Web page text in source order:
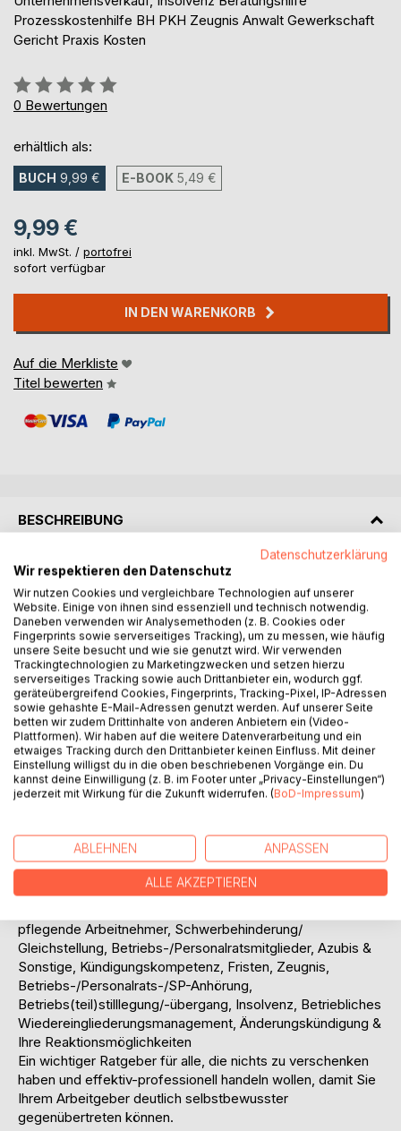
Prozesskostenhilfe BH PKH Zeugnis Anwalt Gewerkschaft
Gericht Praxis Kosten
Bewertung::
0%
0 Bewertungen
erhältlich als:
BUCH 9,99 € E-BOOK 5,49 €
9,99 €
inkl. MwSt. / portofrei
sofort verfügbar
IN DEN WARENKORB
Auf die Merkliste
Titel bewerten
BESCHREIBUNG
So nicht!
Der Kündigungs-Ratgeber Arbeitsrecht, Vom Profi für die
Praxis, stellt Ihnen bei einer bevorstehenden oder schon
ausgesprochenen Kündigung alles Wesentliche leicht
verständlich, komprimiert und in prägnanter Form dar.
Der Ratgeber enthält viele Beispiele, Musterschreiben,
Chance-Risiko-Abwägungen und Vorschläge speziell zu
folgenden Themen:
betriebsbedingte/-krankheits/-verhaltensbedingte
Kündigung- Probezeitkündigung- fristlose Kündigung-
Verdachts-, Druck-, Droh-, leistungsbedingte Kündigung
(low-performer)-Aufhebungs-, Abwicklungsvertrag &
gerichtlicher Vergleich -Sperrzeit bei Arbeitslosengeld I-
Urlaubsabgeltung auf das Arbeitslosengeld I,
Arbeitslosengeld II (Sozialhilfe), Praxis vor Gericht, Anwalt
& Behörden, Wie gewinne ich, Rechtsschutzversicherung,
Wie finde ich einen guten Rechtsbeistand?, Kosten,
pflegende Arbeitnehmer, Schwerbehinderung/
Gleichstellung, Betriebs-/Personalratsmitglieder, Azubis &
Sonstige, Kündigungskompetenz, Fristen, Zeugnis,
Betriebs-/Personalrats-/SP-Anhörung,
Betriebs(teil)stilllegung/-übergang, Insolvenz, Betriebliches
Wiedereingliederungsmanagement, Änderungskündigung &
Ihre Reaktionsmöglichkeiten
Ein wichtiger Ratgeber für alle, die nichts zu verschenken
haben und effektiv-professionell handeln wollen, damit Sie
Ihrem Arbeitgeber deutlich selbstbewusster
gegenübertreten können.
Datenschutzerklärung
Wir respektieren den Datenschutz
Wir nutzen Cookies und vergleichbare Technologien auf unserer
Website. Einige von ihnen sind essenziell und technisch notwendig.
Daneben verwenden wir Analysemethoden (z. B. Cookies oder
Fingerprints sowie serverseitiges Tracking), um zu messen, wie häufig
unsere Seite besucht und wie sie genutzt wird. Wir verwenden
Trackingtechnologien zu Marketingzwecken und setzen hierzu
serverseitiges Tracking sowie auch Drittanbieter ein, wodurch ggf.
geräteübergreifend Cookies, Fingerprints, Tracking-Pixel, IP-Adressen
sowie gehashte E-Mail-Adressen genutzt werden. Auf unserer Seite
betten wir zudem Drittinhalte von anderen Anbietern ein (Video-
Plattformen). Wir haben auf die weitere Datenverarbeitung und ein
etwaiges Tracking durch den Drittanbieter keinen Einfluss. Mit deiner
Einstellung willigst du in die oben beschriebenen Vorgänge ein. Du
kannst deine Einwilligung (z. B. im Footer unter „Privacy-Einstellungen“)
jederzeit mit Wirkung für die Zukunft widerrufen. (BoD-Impressum)
ABLEHNEN ANPASSEN
ALLE AKZEPTIEREN